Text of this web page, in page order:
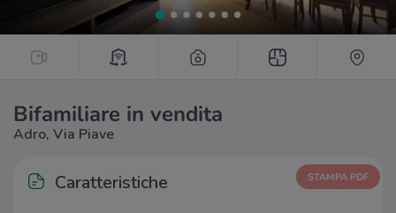
Bifamiliare in vendita
Adro, Via Piave
Caratteristiche STAMPA PDF